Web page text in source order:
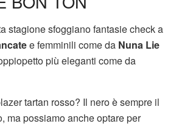
stagione sfoggiano fantasie check a
e femminili come da Nuna Lie
più eleganti come da
tartan rosso? Il nero è sempre il
ma possiamo anche optare per